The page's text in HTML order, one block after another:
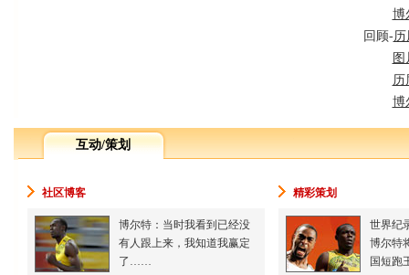
博
回顾-历
历
博
互动/策划
社区博客
博尔特：当时我看到已经没
有人跟上来，我知道我赢定
了……
精彩策划
世界纪
博尔特
国短